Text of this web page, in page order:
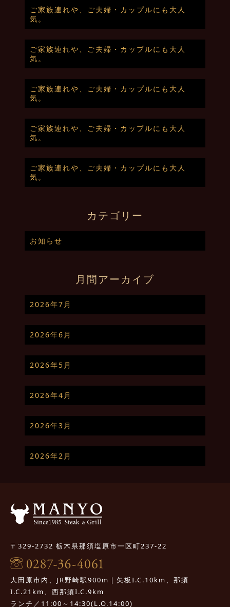
ご家族連れや、ご夫婦・カップルにも大人
気。
ご家族連れや、ご夫婦・カップルにも大人
気。
ご家族連れや、ご夫婦・カップルにも大人
気。
ご家族連れや、ご夫婦・カップルにも大人
気。
ご家族連れや、ご夫婦・カップルにも大人
気。
カテゴリー
お知らせ
月間アーカイブ
2026年7月
2026年6月
2026年5月
2026年4月
2026年3月
2026年2月
〒329-2732 栃木県那須塩原市一区町237-22
大田原市内、JR野崎駅900m｜矢板I.C.10km、那須
I.C.21km、西那須I.C.9km
ランチ／11:00～14:30(L.O.14:00)